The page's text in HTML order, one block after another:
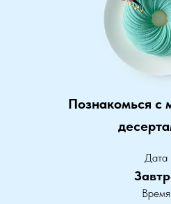
Познакомься с
Дата
Время